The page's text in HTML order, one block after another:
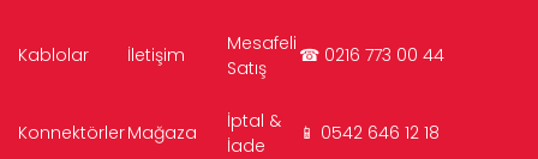
Kablolar İletişim
Mesafeli
Satış
☎ 0216 773 00 44
KonnektörlerMağaza
İptal &
İade
📱 0542 646 12 18